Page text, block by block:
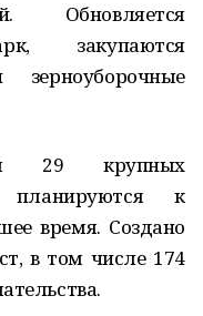
Обновляется
закупаются
29 крупных
к
время. Создано
в том числе 174